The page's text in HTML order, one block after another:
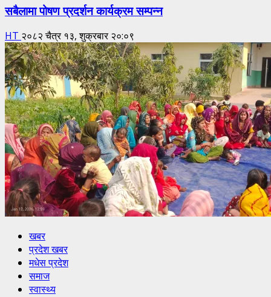
सबैलामा पोषण प्रदर्शन कार्यक्रम सम्पन्न
HT २०८२ चैत्र १३, शुक्रबार २०:०९
खबर
प्रदेश खबर
मधेस प्रदेश
समाज
स्वास्थ्य